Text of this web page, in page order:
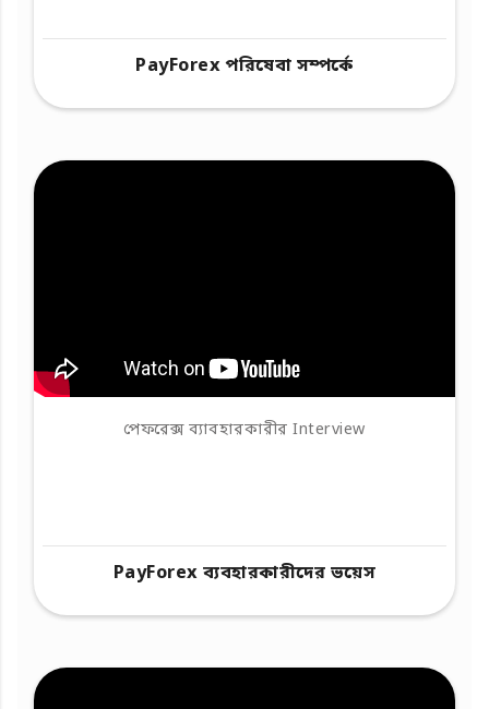
PayForex পরিষেবা সম্পর্কে
পেফরেক্স ব্যাবহারকারীর Interview
PayForex ব্যবহারকারীদের ভয়েস